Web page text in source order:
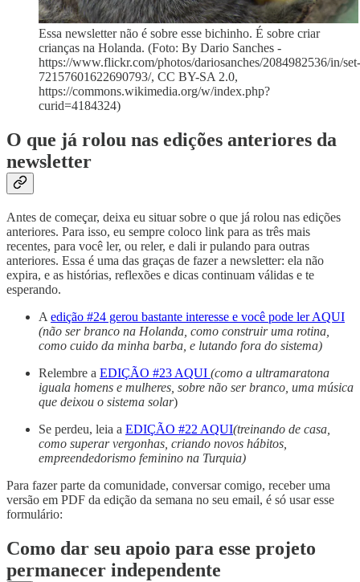
Essa newsletter não é sobre esse bichinho. É sobre criar
crianças na Holanda. (Foto: By Dario Sanches -
https://www.flickr.com/photos/dariosanches/2084982536/in/set-
72157601622690793/, CC BY-SA 2.0,
https://commons.wikimedia.org/w/index.php?
curid=4184324)
O que já rolou nas edições anteriores da
newsletter
Antes de começar, deixa eu situar sobre o que já rolou nas edições
anteriores. Para isso, eu sempre coloco link para as três mais
recentes, para você ler, ou reler, e dali ir pulando para outras
anteriores. Essa é uma das graças de fazer a newsletter: ela não
expira, e as histórias, reflexões e dicas continuam válidas e te
esperando.
A edição #24 gerou bastante interesse e você pode ler AQUI
(não ser branco na Holanda, como construir uma rotina,
como cuido da minha barba, e lutando fora do sistema)
Relembre a EDIÇÃO #23 AQUI (como a ultramaratona
iguala homens e mulheres, sobre não ser branco, uma música
que deixou o sistema solar)
Se perdeu, leia a EDIÇÃO #22 AQUI(treinando de casa,
como superar vergonhas, criando novos hábitos,
empreendedorismo feminino na Turquia)
Para fazer parte da comunidade, conversar comigo, receber uma
versão em PDF da edição da semana no seu email, é só usar esse
formulário:
Como dar seu apoio para esse projeto
permanecer independente